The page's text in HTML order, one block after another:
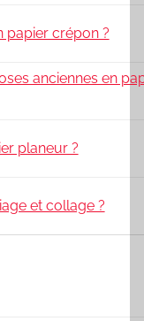
papier crépon ?
anciennes en
planeur ?
et collage ?